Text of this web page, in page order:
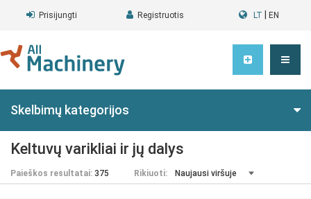
Prisijungti Registruotis LT EN
Skelbimų kategorijos
Keltuvų varikliai ir jų dalys
Paieškos resultatai: 375 Rikiuoti: